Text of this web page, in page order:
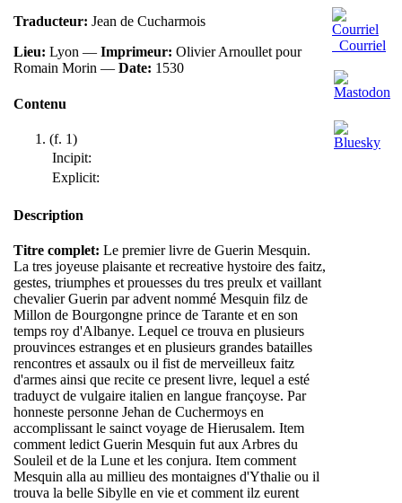
Traducteur: Jean de Cucharmois
Lieu: Lyon — Imprimeur: Olivier Arnoullet pour
Romain Morin — Date: 1530
Contenu
(f. 1)
Incipit:
Explicit:
Description
Titre complet: Le premier livre de Guerin Mesquin.
La tres joyeuse plaisante et recreative hystoire des faitz,
gestes, triumphes et prouesses du tres preulx et vaillant
chevalier Guerin par advent nommé Mesquin filz de
Millon de Bourgongne prince de Tarante et en son
temps roy d'Albanye. Lequel ce trouva en plusieurs
prouvinces estranges et en plusieurs grandes batailles
rencontres et assaulx ou il fist de merveilleux faitz
d'armes ainsi que recite ce present livre, lequel a esté
traduyct de vulgaire italien en langue françoyse. Par
honneste personne Jehan de Cuchermoys en
accomplissant le sainct voyage de Hierusalem. Item
comment ledict Guerin Mesquin fut aux Arbres du
Souleil et de la Lune et les conjura. Item comment
Mesquin alla au millieu des montaignes d'Ythalie ou il
trouva la belle Sibylle en vie et comment ilz eurent
Courriel